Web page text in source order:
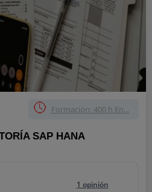
Formación: 400 h En...
SAP HANA
1 opinión